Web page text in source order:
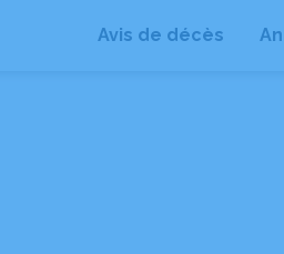
Avis de décès